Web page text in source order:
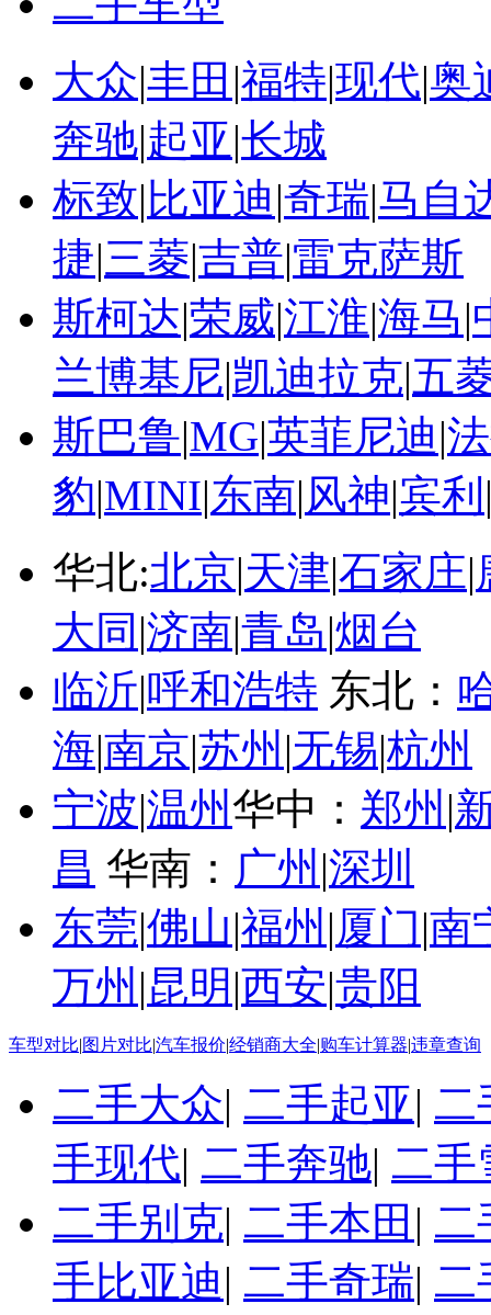
大众|丰田 |福特|现代|奥
奔驰|起亚|长城
标致| 比亚迪|奇瑞|马自
捷|三菱|吉普|雷克萨斯
斯柯达|荣威|江淮|海马|
兰博基尼|凯迪拉克|五
斯巴鲁|MG|英菲尼迪|
豹|MINI|东南|风神|宾利
华北:北京|天津|石家庄|
大同 |济南|青岛|烟台
临沂|呼和浩特 东北：
海|南京|苏州 |无锡|杭州
宁波|温州华中： 郑州 |
昌 华南： 广州 |深圳
东莞|佛山|福州 |厦门|南
万州 |昆明 |西安|贵阳
车型对比|图片对比|汽车报价|经销商大全|购车计算器|违章查询
二手大众| 二手起亚| 二
手现代| 二手奔驰| 二手
二手别克| 二手本田 | 二
手比亚迪| 二手奇瑞| 二